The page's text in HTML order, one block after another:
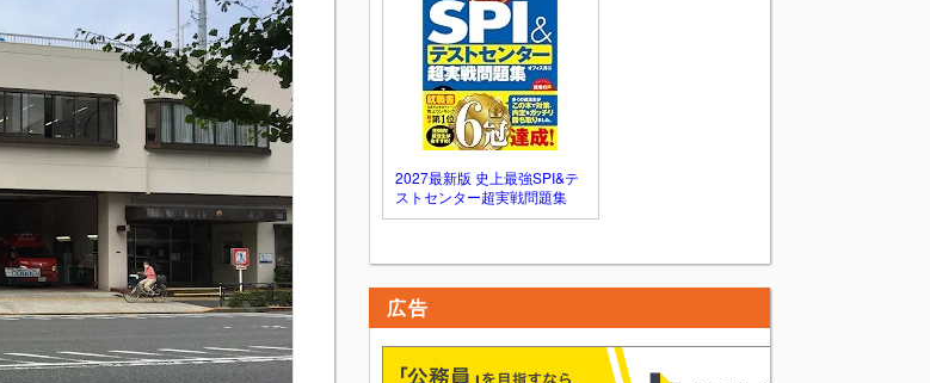
2027最新版 史上最強SPI&テ
ストセンター超実戦問題集
広告